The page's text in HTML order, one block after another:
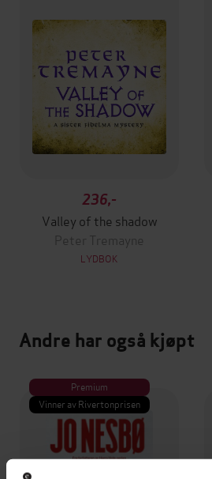
236,-
Valley of the shadow
Peter Tremayne
LYDBOK
Andre har også kjøpt
Premium
Vinner av Rivertonprisen